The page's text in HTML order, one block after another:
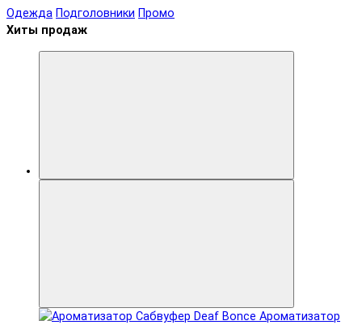
Одежда Подголовники Промо
Хиты продаж
Ароматизатор